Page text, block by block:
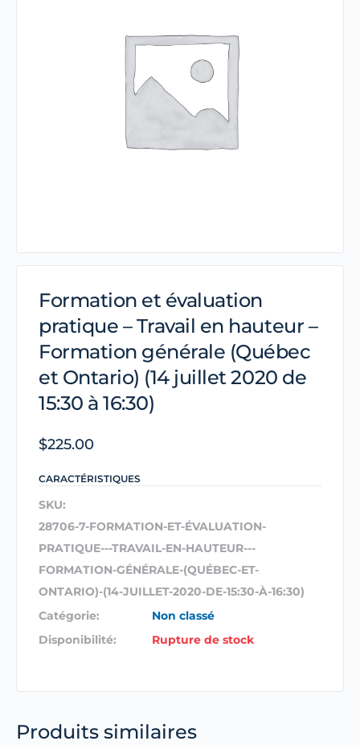
Formation et évaluation
pratique – Travail en hauteur –
Formation générale (Québec
et Ontario) (14 juillet 2020 de
15:30 à 16:30)
$225.00
CARACTÉRISTIQUES
SKU:
28706-7-FORMATION-ET-ÉVALUATION-
PRATIQUE---TRAVAIL-EN-HAUTEUR---
FORMATION-GÉNÉRALE-(QUÉBEC-ET-
ONTARIO)-(14-JUILLET-2020-DE-15:30-À-16:30)
Catégorie:
Non classé
Disponibilité:
Rupture de stock
Produits similaires